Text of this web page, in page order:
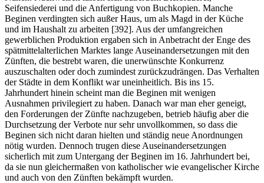
Seifensiederei und die Anfertigung von Buchkopien. Manche
Beginen verdingten sich außer Haus, um als Magd in der Küche
und im Haushalt zu arbeiten [392]. Aus der umfangreichen
gewerblichen Produktion ergaben sich in Anbetracht der Enge des
spätmittelalterlichen Marktes lange Auseinandersetzungen mit den
Zünften, die bestrebt waren, die unerwünschte Konkurrenz
auszuschalten oder doch zumindest zurückzudrängen. Das Verhalten
der Städte in dem Konflikt war uneinheitlich. Bis ins 15.
Jahrhundert hinein scheint man die Beginen mit wenigen
Ausnahmen privilegiert zu haben. Danach war man eher geneigt,
den Forderungen der Zünfte nachzugeben, betrieb häufig aber die
Durchsetzung der Verbote nur sehr unvollkommen, so dass die
Beginen sich nicht daran hielten und ständig neue Anordnungen
nötig wurden. Dennoch trugen diese Auseinandersetzungen
sicherlich mit zum Untergang der Beginen im 16. Jahrhundert bei,
da sie nun gleichermaßen von katholischer wie evangelischer Kirche
und auch von den Zünften bekämpft wurden.